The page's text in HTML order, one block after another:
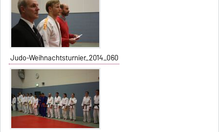
Judo-Weihnachtsturnier_2014_060